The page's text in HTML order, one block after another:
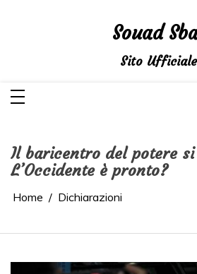
Souad
Sito Ufficiale
Il baricentro del potere si
L’Occidente è pronto?
Home Dichiarazioni